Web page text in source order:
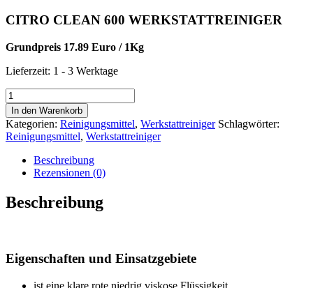
CITRO CLEAN 600 WERKSTATTREINIGER
Grundpreis 17.89 Euro / 1Kg
Lieferzeit: 1 - 3 Werktage
CITRO
CLEAN
600
WERKSTATTREINIGER
Menge
In den Warenkorb
Kategorien: Reinigungsmittel, Werkstattreiniger Schlagwörter:
Reinigungsmittel, Werkstattreiniger
Beschreibung
Rezensionen (0)
Beschreibung
Eigenschaften und Einsatzgebiete
ist eine klare rote niedrig viskose Flüssigkeit.